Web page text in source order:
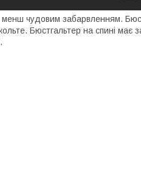
чудовим забарвленням.
Бюстгальтер на спині має